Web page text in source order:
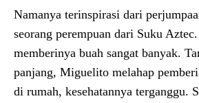
Namanya terinspirasi dari
seorang perempuan dari Suku
memberinya buah sangat banyak.
panjang, Miguelito melahap
di rumah, kesehatannya terganggu.